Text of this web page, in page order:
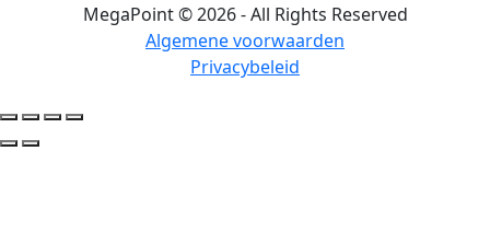
MegaPoint © 2026 - All Rights Reserved
Algemene voorwaarden
Privacybeleid